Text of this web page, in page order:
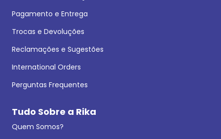
Pagamento e Entrega
Trocas e Devoluções
Reclamações e Sugestões
International Orders
Perguntas Frequentes
Tudo Sobre a Rika
Quem Somos?